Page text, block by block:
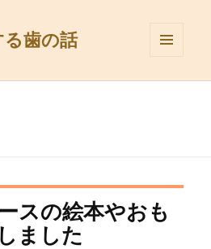
歯の話
ーとウ
スの絵本やおも
ました